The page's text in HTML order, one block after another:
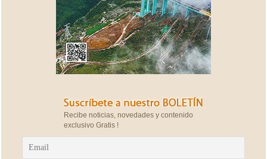
Recibe noticias, novedades y contenido
exclusivo Gratis !